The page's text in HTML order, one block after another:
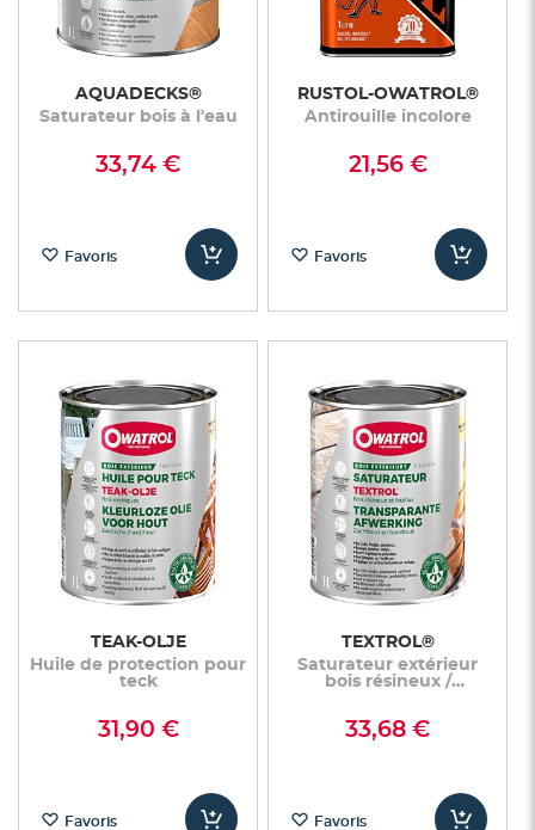
AQUADECKS®
Saturateur bois à l'eau
33,74 €
Favoris
RUSTOL-OWATROL®
Antirouille incolore
21,56 €
Favoris
TEAK-OLJE
Huile de protection pour
teck
31,90 €
Favoris
TEXTROL®
Saturateur extérieur
bois résineux /
33,68 €
Favoris